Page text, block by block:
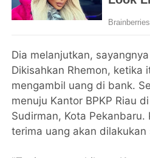
Dia melanjutkan,
Dikisahkan Rhemon, ketika
mengambil uang di bank.
menuju Kantor BPKP Riau
Sudirman, Kota Pekanbaru.
terima uang akan dilakukan